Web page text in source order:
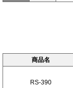
商品名
RS-390